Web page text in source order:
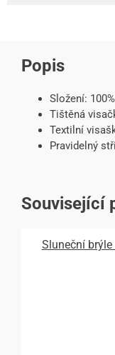
Popis
Složení:
Tištěná
Textilní
Pravidelný
Související
Sluneční brýle